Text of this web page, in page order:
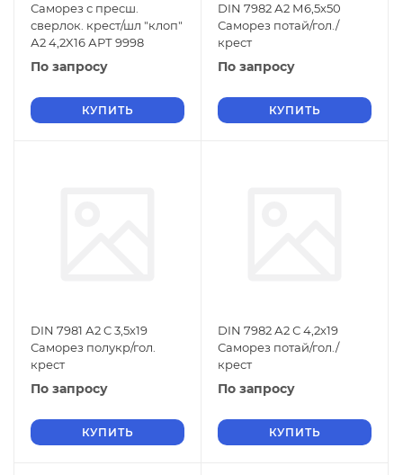
Саморез с пресш.
сверлок. крест/шл "клоп"
А2 4,2X16 АРТ 9998
По запросу
КУПИТЬ
DIN 7982 А2 М6,5х50
Саморез потай/гол./
крест
По запросу
КУПИТЬ
DIN 7981 А2 C 3,5х19
Саморез полукр/гол.
крест
По запросу
КУПИТЬ
DIN 7982 А2 С 4,2х19
Саморез потай/гол./
крест
По запросу
КУПИТЬ